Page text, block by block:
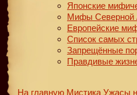
Японские
Мифы Северной
Европейские
Список самых
Запрещённые
Правдивые
На главную Мистика Ужасы